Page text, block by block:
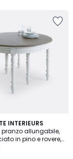
INTERIEURS
allungabile,
in pino e rovere,
EULALI